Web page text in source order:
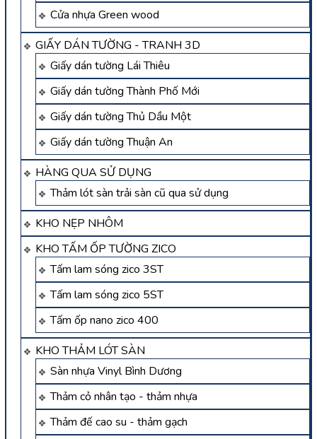
Cửa nhựa Green wood
GIẤY DÁN TƯỜNG - TRANH 3D
Giấy dán tường Lái Thiêu
Giấy dán tường Thành Phố Mới
Giấy dán tường Thủ Dầu Một
Giấy dán tường Thuận An
HÀNG QUA SỬ DỤNG
Thảm lót sàn trải sàn cũ qua sử dụng
KHO NẸP NHÔM
KHO TẤM ỐP TƯỜNG ZICO
Tấm lam sóng zico 3ST
Tấm lam sóng zico 5ST
Tấm ốp nano zico 400
KHO THẢM LÓT SÀN
Sàn nhựa Vinyl Bình Dương
Thảm cỏ nhân tạo - thảm nhựa
Thảm đế cao su - thảm gạch